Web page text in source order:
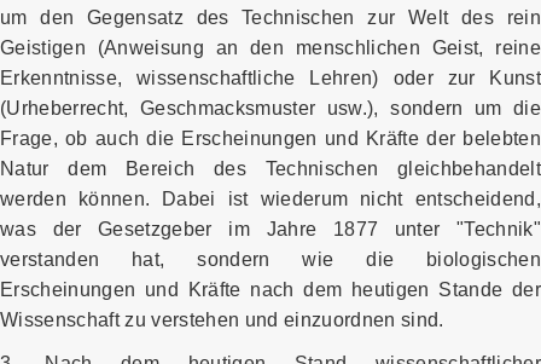
um den Gegensatz des Technischen zur Welt des rein
Geistigen (Anweisung an den menschlichen Geist, reine
Erkenntnisse, wissenschaftliche Lehren) oder zur Kunst
(Urheberrecht, Geschmacksmuster usw.), sondern um die
Frage, ob auch die Erscheinungen und Kräfte der belebten
Natur dem Bereich des Technischen gleichbehandelt
werden können. Dabei ist wiederum nicht entscheidend,
was der Gesetzgeber im Jahre 1877 unter "Technik"
verstanden hat, sondern wie die biologischen
Erscheinungen und Kräfte nach dem heutigen Stande der
Wissenschaft zu verstehen und einzuordnen sind.